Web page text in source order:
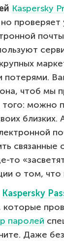
Kaspersky
проверяет
потерями.
чтоб мы
можно
близких.
связанные
о том, что
Kaspersky
паролей
Даже